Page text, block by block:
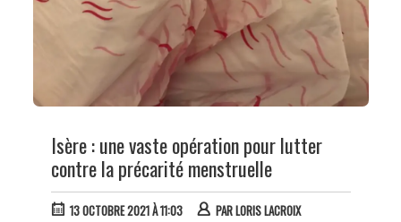
Isère : une vaste opération pour lutter
contre la précarité menstruelle
13 OCTOBRE 2021 À 11:03 PARLORIS LACROIX